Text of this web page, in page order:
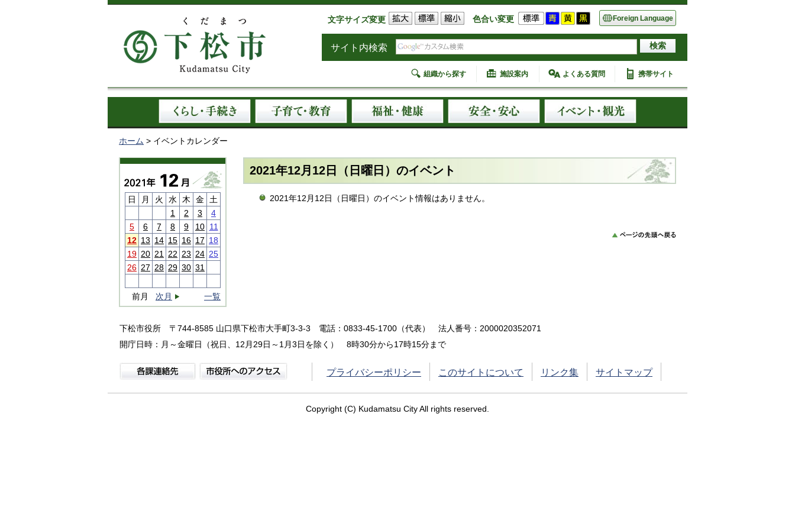
文字サイズ変更 色合い変更 Foreign Language
サイト内検索
組織から探す 施設案内 よくある質問 携帯サイト
ホーム > イベントカレンダー
日 月 火 水 木 金
土
1
2 3
4
5
6 7 8 9 10 11
12 13 14 15 16 17 18
19 20 21 22 23 24 25
26 27 28 29 30 31
前月 次月 一覧
2021年12月12日（日曜日）のイベント
2021年12月12日（日曜日）のイベント情報はありません。
下松市役所 〒744-8585 山口県下松市大手町3-3-3 電話：0833-45-1700（代表）
法人番号：2000020352071
開庁日時：月～金曜日（祝日、12月29日～1月3日を除く） 8時30分から17時15分まで
プライバシーポリシー このサイトについて リンク集 サイトマップ
Copyright (C) Kudamatsu City All rights reserved.